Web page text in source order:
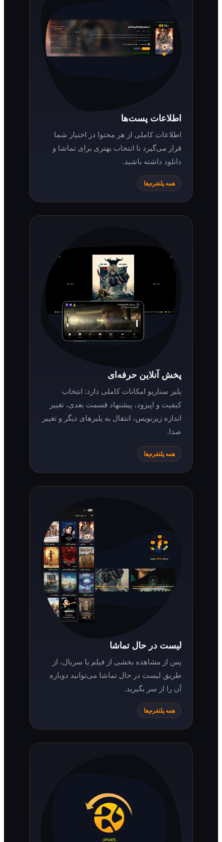
اطلاعات پست‌ها
اطلاعات کاملی از هر محتوا در اختیار شما
قرار می‌گیرد تا انتخاب بهتری برای تماشا و
دانلود داشته باشید.
همه پلتفرم‌ها
پخش آنلاین حرفه‌ای
پلیر سناریو امکانات کاملی دارد: انتخاب
کیفیت و اپیزود، پیشنهاد قسمت بعدی، تغییر
اندازه زیرنویس، انتقال به پلیرهای دیگر و تغییر
همه پلتفرم‌ها
لیست در حال تماشا
پس از مشاهده بخشی از فیلم یا سریال، از
طریق لیست در حال تماشا می‌توانید دوباره
آن را از سر بگیرید.
همه پلتفرم‌ها